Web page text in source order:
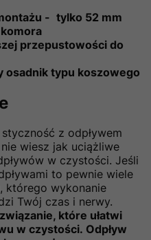
- tylko 52 mm
przepustowości do
osadnik typu koszowego
z odpływem
wiesz jak uciążliwe
w czystości. Jeśli
to pewnie wiele
którego wykonanie
Twój czas i nerwy.
które ułatwi
w czystości. Odpływ